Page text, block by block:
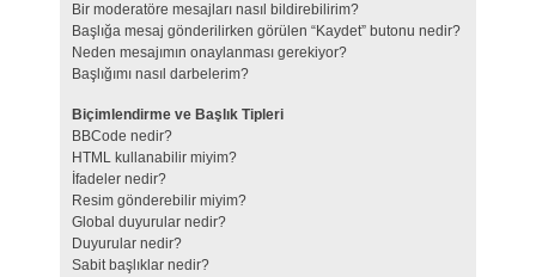
Bir moderatöre mesajları nasıl bildirebilirim?
Başlığa mesaj gönderilirken görülen “Kaydet” butonu nedir?
Neden mesajımın onaylanması gerekiyor?
Başlığımı nasıl darbelerim?
Biçimlendirme ve Başlık Tipleri
BBCode nedir?
HTML kullanabilir miyim?
İfadeler nedir?
Resim gönderebilir miyim?
Global duyurular nedir?
Duyurular nedir?
Sabit başlıklar nedir?